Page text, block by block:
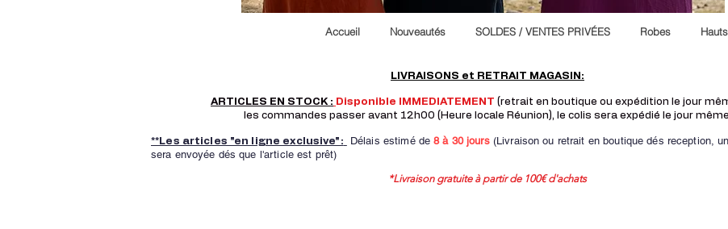
Accueil Nouveautés SOLDES / VENTES PRIVÉES Robes
LIVRAISONS et RETRAIT MAGASIN:
ARTICLES EN STOCK : Disponible IMMEDIATEMENT (retrait en boutique ou expédition le jour
les commandes passer avant 12h00 (Heure locale Réunion), le colis sera expédié le jour
**Les articles "en ligne exclusive": Délais estimé de8 à 30 jours(Livraison ou retrait en boutique dés reception,
sera envoyée dés que l'article est prêt)
*Livraison gratuite à partir de 100€ d'achats